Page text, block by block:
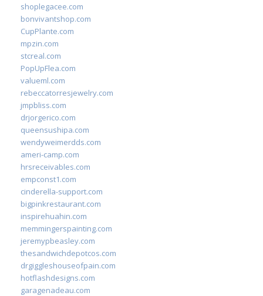
shoplegacee.com
bonvivantshop.com
CupPlante.com
mpzin.com
stcreal.com
PopUpFlea.com
valueml.com
rebeccatorresjewelry.com
jmpbliss.com
drjorgerico.com
queensushipa.com
wendyweimerdds.com
ameri-camp.com
hrsreceivables.com
empconst1.com
cinderella-support.com
bigpinkrestaurant.com
inspirehuahin.com
memmingerspainting.com
jeremypbeasley.com
thesandwichdepotcos.com
drgiggleshouseofpain.com
hotflashdesigns.com
garagenadeau.com